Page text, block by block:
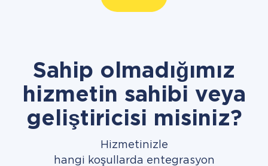
Sahip olmadığımız
hizmetin sahibi veya
geliştiricisi misiniz?
Hizmetinizle
hangi koşullarda entegrasyon